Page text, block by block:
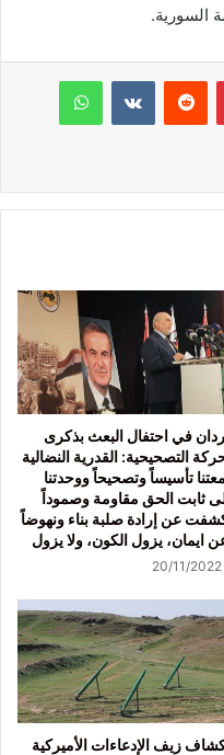
السورية.
بينتيريست
في احتفال البعث بذكرى
التصحيحية: القدرية النضالية
تأسيساً وتصحيحاً ووحدتنا
ثابت الحق مقاومة وصموداً
عن إرادة صلبة بناء ونهوضاً
ايمان، يزول الكون، ولا يزول
20/11/2022
زيف الإدعاءات الأميركية